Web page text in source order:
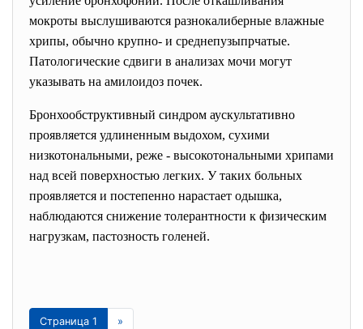
мокроты выслушиваются разнокалиберные влажные
хрипы, обычно крупно- и среднепузыпрчатые.
Патологические сдвиги в анализах мочи могут
указывать на амилоидоз почек.
Бронхообструктивный синдром аускультативно
проявляется удлиненным выдохом, сухими
низкотональными, реже - высокотональными хрипами
над всей поверхностью легких. У таких больных
проявляется и постепенно нарастает одышка,
наблюдаются снижение толерантности к физическим
нагрузкам, пастозность голеней.
Страница 1 »